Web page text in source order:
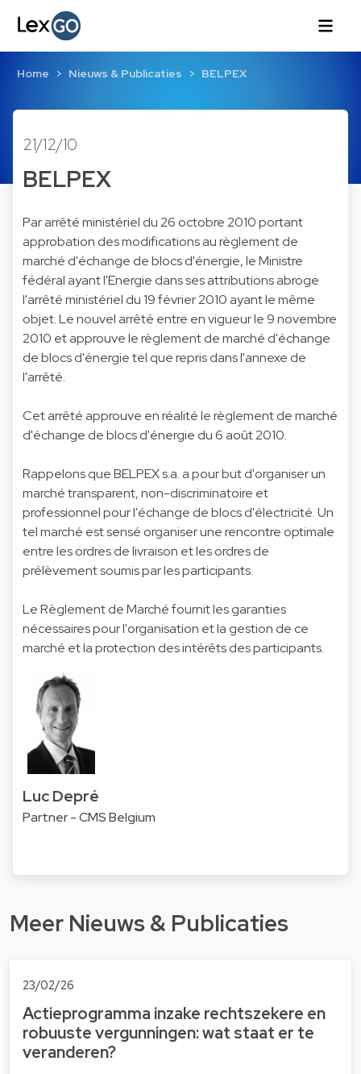
Home Nieuws & Publicaties BELPEX
21/12/10
BELPEX
Par arrêté ministériel du 26 octobre 2010 portant
approbation des modifications au règlement de
marché d'échange de blocs d'énergie, le Ministre
fédéral ayant l'Energie dans ses attributions abroge
l'arrêté ministériel du 19 février 2010 ayant le même
objet. Le nouvel arrêté entre en vigueur le 9 novembre
2010 et approuve le règlement de marché d'échange
de blocs d'énergie tel que repris dans l'annexe de
l'arrêté.
Cet arrêté approuve en réalité le règlement de marché
d'échange de blocs d'énergie du 6 août 2010.
Rappelons que BELPEX s.a. a pour but d'organiser un
marché transparent, non-discriminatoire et
professionnel pour l'échange de blocs d'électricité. Un
tel marché est sensé organiser une rencontre optimale
entre les ordres de livraison et les ordres de
prélèvement soumis par les participants.
Le Règlement de Marché fournit les garanties
nécessaires pour l'organisation et la gestion de ce
marché et la protection des intérêts des participants.
Luc Depré
Partner - CMS Belgium
Meer Nieuws & Publicaties
23/02/26
Actieprogramma inzake rechtszekere en
robuuste vergunningen: wat staat er te
veranderen?